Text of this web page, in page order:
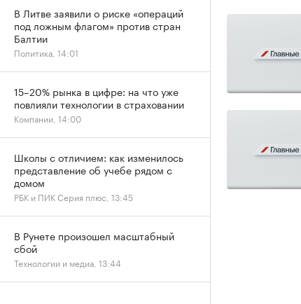
В Литве заявили о риске «операций
под ложным флагом» против стран
Балтии
Политика, 14:01
15–20% рынка в цифре: на что уже
повлияли технологии в страховании
Компании, 14:00
Школы с отличием: как изменилось
представление об учебе рядом с
домом
РБК и ПИК Серия плюс, 13:45
В Рунете произошел масштабный
сбой
Технологии и медиа, 13:44